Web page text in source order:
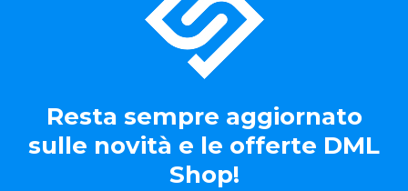
Resta sempre aggiornato
sulle novità e le offerte DML
Shop!